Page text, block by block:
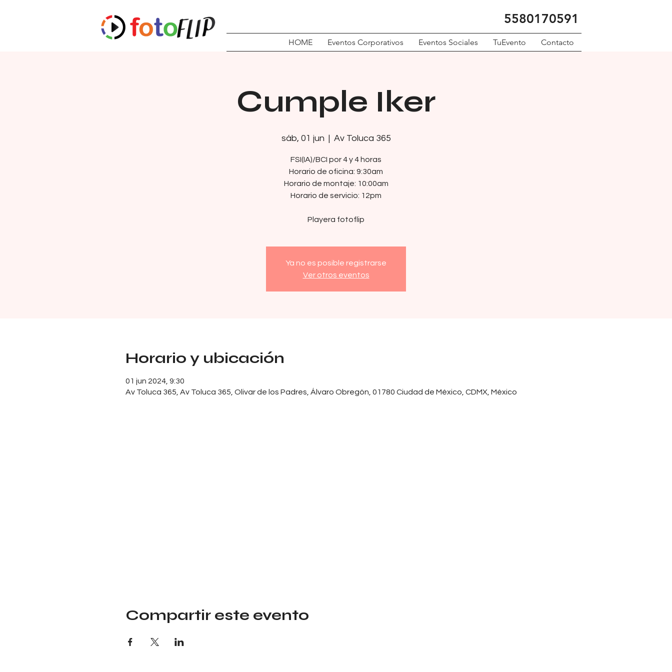
5580170591
HOME Eventos Corporativos Eventos Sociales TuEvento Contacto
Cumple Iker
sáb, 01 jun
  |
Av Toluca 365
FSI(IA)/BCI por 4 y 4 horas
Horario de oficina: 9:30am
Horario de montaje: 10:00am
Horario de servicio: 12pm
Playera fotoflip
Ya no es posible registrarse
Ver otros eventos
Horario y ubicación
01 jun 2024, 9:30
Av Toluca 365, Av Toluca 365, Olivar de los Padres, Álvaro Obregón, 01780 Ciudad de México, CDMX, México
Compartir este evento